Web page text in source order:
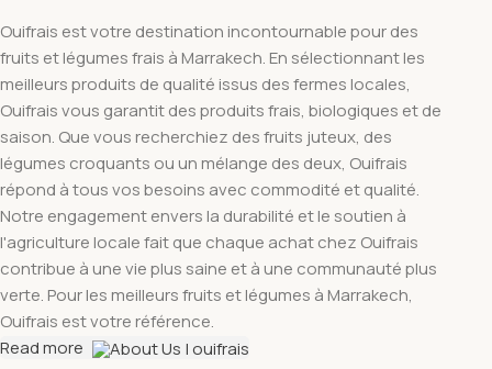
Ouifrais est votre destination incontournable pour des
fruits et légumes frais à Marrakech. En sélectionnant les
meilleurs produits de qualité issus des fermes locales,
Ouifrais vous garantit des produits frais, biologiques et de
saison. Que vous recherchiez des fruits juteux, des
légumes croquants ou un mélange des deux, Ouifrais
répond à tous vos besoins avec commodité et qualité.
Notre engagement envers la durabilité et le soutien à
l'agriculture locale fait que chaque achat chez Ouifrais
contribue à une vie plus saine et à une communauté plus
verte. Pour les meilleurs fruits et légumes à Marrakech,
Ouifrais est votre référence.
Read more